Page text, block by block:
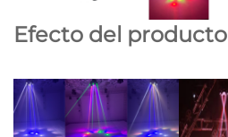
Efecto del producto